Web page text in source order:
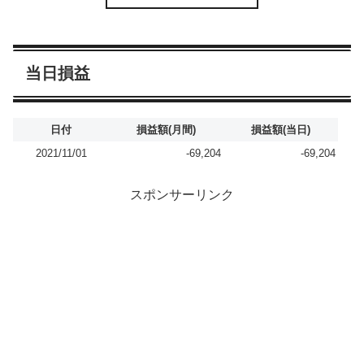
当日損益
日付 損益額(月間)
損益額(当日)
2021/11/01
-69,204 -69,204
スポンサーリンク